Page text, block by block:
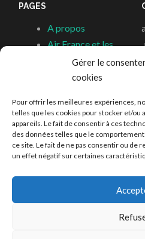
Gérer le
cookies
Pour offrir les meilleures expériences,
telles que les cookies pour stocker et/ou
appareils. Le fait de consentir à ces
des données telles que le
ce site. Le fait de ne pas consentir ou
un effet négatif sur certaines
PAGES
A propos
Air France et les
Articles
Boutique
Contact
Les Hélices du
Renouveau